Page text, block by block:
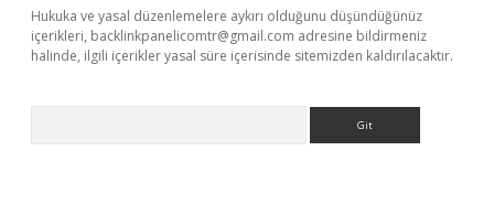
Hukuka ve yasal düzenlemelere aykırı olduğunu düşündüğünüz
içerikleri, backlinkpanelicomtr@gmail.com adresine bildirmeniz
halinde, ilgili içerikler yasal süre içerisinde sitemizden kaldırılacaktır.